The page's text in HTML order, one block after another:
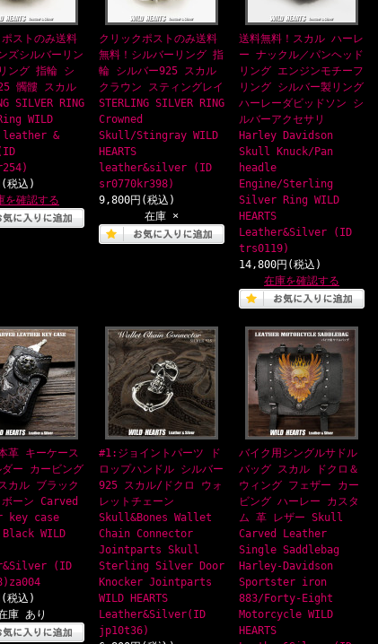
ストのみ送料
ズシルバーリン
ング 指輪 シ
髑髏 スカル
SILVER RING
WILD
leather &
税込)
を確認する
クリックポストのみ送料
無料！シルバーリング 指
輪 シルバー925 スカル
クラウン スティングレイ
STERLING SILVER RING
Crowned
Skull/Stingray WILD
HEARTS
leather&silver (ID
sr0770kr398)
9,800円(税込)
在庫 ×
送料無料！スカル ハーレ
ー ナックル／パンヘッド
リング エンジンモチーフ
リング シルバー製リング
ハーレーダビッドソン シ
ルバーアクセサリ
Harley Davidson
Skull Knuck/Pan
headle
Engine/Sterling
Silver Ring WILD
HEARTS
Leather&Silver (ID
trs0119)
14,800円(税込)
在庫を確認する
革 キーケース
ダー カービング
カル ブラック
ボーン Carved
key case
WILD
(ID
税込)
庫 あり
#1:ジョイントパーツ ド
ロップハンドル シルバー
925 スカル/ドクロ ウォ
レットチェーン
Skull&Bones Wallet
Chain Connector
Jointparts Skull
Sterling Silver Door
Knocker Jointparts
WILD HEARTS
Leather&Silver(ID
jp10t36)
バイク用シングルサドル
バッグ スカル ドクロ＆
ウィング フェザー カー
ビング ハーレー カスタ
ム 革 レザー Skull
Carved Leather
Single Saddlebag
Harley-Davidson
Sportster iron
883/Forty-Eight
Motorcycle WILD
HEARTS